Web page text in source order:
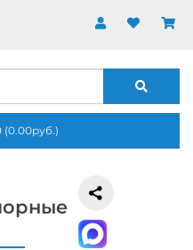
(0.00руб.)